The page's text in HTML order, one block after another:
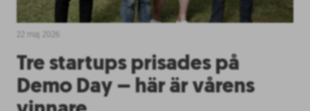
Tre startups prisades på
Demo Day – här är vårens